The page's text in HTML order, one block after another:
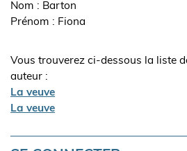
Nom : Barton
Prénom : Fiona
Vous trouverez ci-dessous la liste
auteur :
La veuve
La veuve